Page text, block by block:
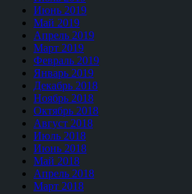
Июнь 2019
Май 2019
Апрель 2019
Март 2019
Февраль 2019
Январь 2019
Декабрь 2018
Ноябрь 2018
Октябрь 2018
Август 2018
Июль 2018
Июнь 2018
Май 2018
Апрель 2018
Март 2018